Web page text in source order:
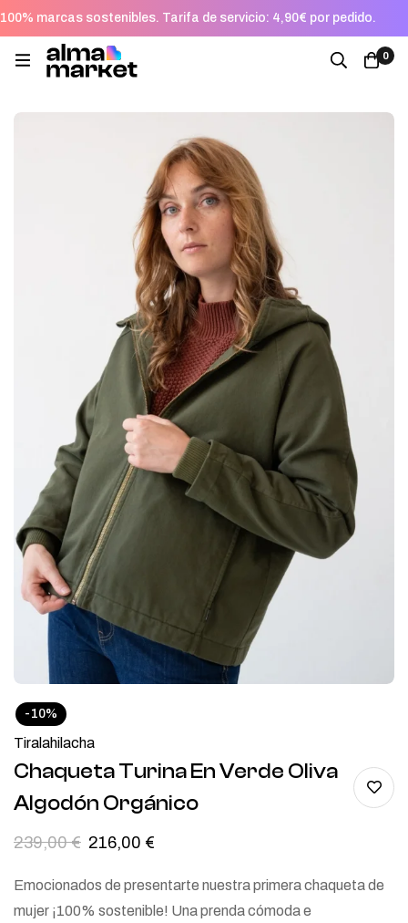
100% marcas sostenibles. Tarifa de servicio: 4,90€ por pedido.
0
-10%
Tiralahilacha
Chaqueta Turina En Verde Oliva
Algodón Orgánico
239,00€ 216,00 €
Emocionados de presentarte nuestra primera chaqueta de
mujer ¡100% sostenible! Una prenda cómoda e